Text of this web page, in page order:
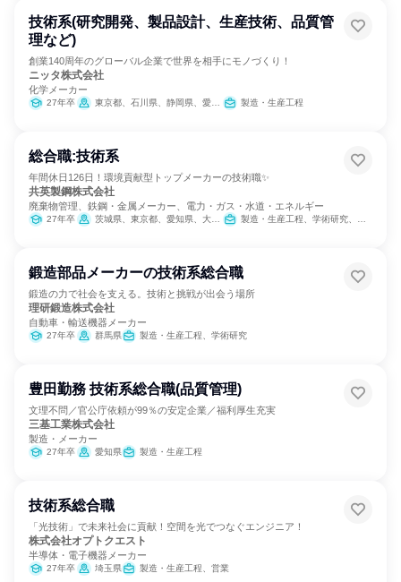
技術系(研究開発、製品設計、生産技術、品質管
理など)
創業140周年のグローバル企業で世界を相手にモノづくり！
ニッタ株式会社
化学メーカー
27年卒 東京都、石川県、静岡県、愛知県、三重県、大阪府、奈良県、福岡県 製造・生産工程
総合職:技術系
年間休日126日！環境貢献型トップメーカーの技術職✨
共英製鋼株式会社
廃棄物管理、鉄鋼・金属メーカー、電力・ガス・水道・エネルギー
27年卒 茨城県、東京都、愛知県、大阪府、山口県 製造・生産工程、学術研究、営業、カスタマーサクセス、SCM/生産管理/購買/物流
鍛造部品メーカーの技術系総合職
鍛造の力で社会を支える。技術と挑戦が出会う場所
理研鍛造株式会社
自動車・輸送機器メーカー
27年卒 群馬県 製造・生産工程、学術研究
豊田勤務 技術系総合職(品質管理)
文理不問／官公庁依頼が99％の安定企業／福利厚生充実
三基工業株式会社
製造・メーカー
27年卒 愛知県 製造・生産工程
技術系総合職
「光技術」で未来社会に貢献！空間を光でつなぐエンジニア！
株式会社オプトクエスト
半導体・電子機器メーカー
27年卒 埼玉県 製造・生産工程、営業